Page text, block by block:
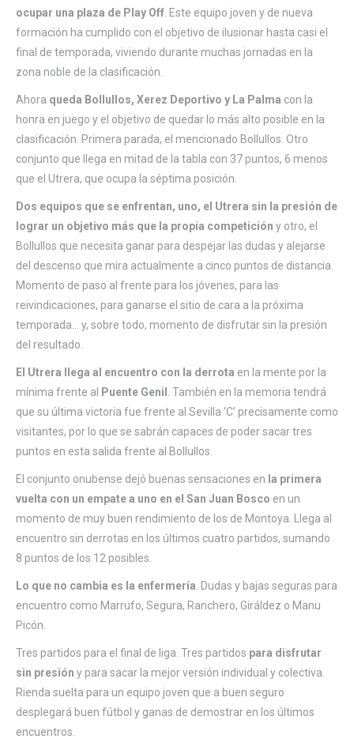
ocupar una plaza de Play Off . Este equipo joven y de nueva
formación ha cumplido con el objetivo de ilusionar hasta casi el
final de temporada, viviendo durante muchas jornadas en la
zona noble de la clasificación.
Ahora queda Bollullos, Xerez Deportivo y La Palma con la
honra en juego y el objetivo de quedar lo más alto posible en la
clasificación. Primera parada, el mencionado Bollullos. Otro
conjunto que llega en mitad de la tabla con 37 puntos, 6 menos
que el Utrera, que ocupa la séptima posición.
Dos equipos que se enfrentan, uno, el Utrera sin la presión de
lograr un objetivo más que la propia competición y otro, el
Bollullos que necesita ganar para despejar las dudas y alejarse
del descenso que mira actualmente a cinco puntos de distancia.
Momento de paso al frente para los jóvenes, para las
reivindicaciones, para ganarse el sitio de cara a la próxima
temporada… y, sobre todo, momento de disfrutar sin la presión
del resultado.
El Utrera llega al encuentro con la derrota en la mente por la
mínima frente al
Puente Genil
. También en la memoria tendrá
que su última victoria fue frente al Sevilla ‘C’ precisamente como
visitantes, por lo que se sabrán capaces de poder sacar tres
puntos en esta salida frente al Bollullos.
El conjunto onubense dejó buenas sensaciones en la primera
vuelta con un empate a uno en el San Juan Bosco en un
momento de muy buen rendimiento de los de Montoya. Llega al
encuentro sin derrotas en los últimos cuatro partidos, sumando
8 puntos de los 12 posibles.
Lo que no cambia es la enfermería . Dudas y bajas seguras para
encuentro como Marrufo, Segura, Ranchero, Giráldez o Manu
Picón.
Tres partidos para el final de liga. Tres partidos para disfrutar
sin presión y para sacar la mejor versión individual y colectiva.
Rienda suelta para un equipo joven que a buen seguro
desplegará buen fútbol y ganas de demostrar en los últimos
encuentros.